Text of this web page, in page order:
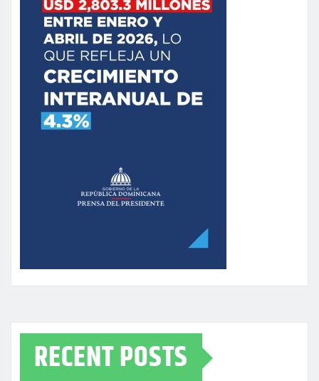
RECENT POSTS